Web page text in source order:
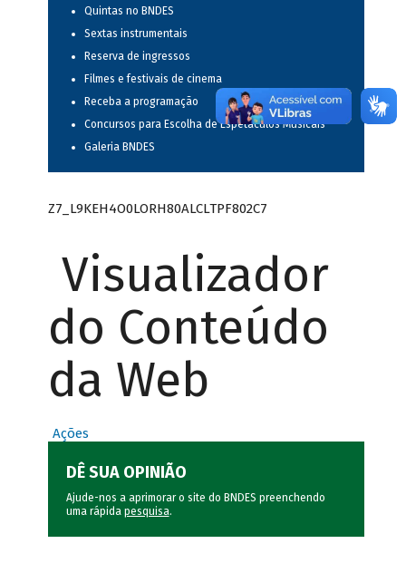
Quintas no BNDES
Sextas instrumentais
Reserva de ingressos
Filmes e festivais de cinema
Receba a programação
Concursos para Escolha de Espetáculos Musicais
Galeria BNDES
Z7_L9KEH4O0LORH80ALCLTPF802C7
Visualizador
do Conteúdo
da Web
Ações
DÊ SUA OPINIÃO
Ajude-nos a aprimorar o site do BNDES preenchendo
uma rápida pesquisa.